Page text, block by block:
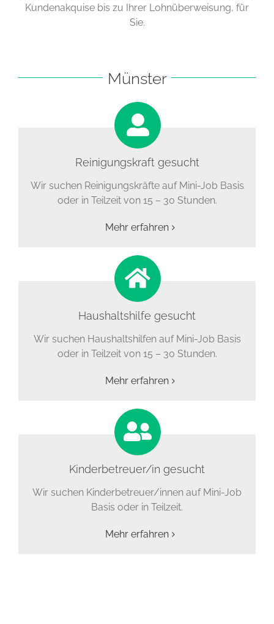
Kundenakquise bis zu Ihrer Lohnüberweisung, für
Sie.
Münster
Reinigungskraft gesucht
Wir suchen Reinigungskräfte auf Mini-Job Basis
oder in Teilzeit von 15 – 30 Stunden.
Mehr erfahren
Haushaltshilfe gesucht
Wir suchen Haushaltshilfen auf Mini-Job Basis
oder in Teilzeit von 15 – 30 Stunden.
Mehr erfahren
Kinderbetreuer/in gesucht
Wir suchen Kinderbetreuer/innen auf Mini-Job
Basis oder in Teilzeit.
Mehr erfahren